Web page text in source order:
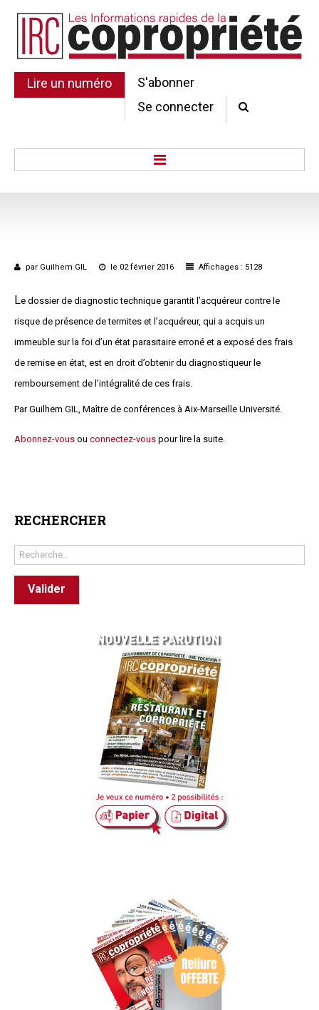
Lire un numéro
S'abonner
Se connecter
Au Parlement
Pratique de la copro.
Jurisprudence
Questions/réponses
Études juridiques
Copro. en difficulté
Parole d'experts*
par Guilhem GIL le 02 février 2016 Affichages : 5128
Le dossier de diagnostic technique garantit l’acquéreur contre le
risque de présence de termites et l’acquéreur, qui a acquis un
immeuble sur la foi d’un état parasitaire erroné et a exposé des frais
de remise en état, est en droit d’obtenir du diagnostiqueur le
remboursement de l’intégralité de ces frais.
Par Guilhem GIL, Maître de conférences à Aix-Marseille Université.
Abonnez-vous ou connectez-vous pour lire la suite.
RECHERCHER
Rechercher
Valider